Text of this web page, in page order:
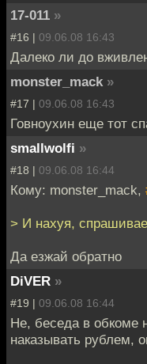
17-011 »
#16 | 09.06.08 16:43
Далеко ли до
monster_mack »
#17 | 09.06.08 16:43
Говноухин еще тот
smallwolfi »
#18 | 09.06.08 16:44
Кому: monster_mack,
> И нахуя,
Да езжай обратно
DiVER »
#19 | 09.06.08 16:44
Не, беседа в обкоме
наказывать рублем,